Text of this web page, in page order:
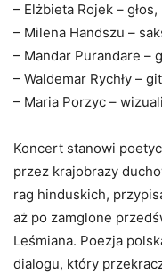
– Elżbieta Rojek –
– Milena Handszu –
– Mandar Purandare –
– Waldemar Rychły –
– Maria Porzyc –
Koncert stanowi
przez krajobrazy
rag hinduskich,
aż po zamglone
Leśmiana. Poezja
dialogu, który